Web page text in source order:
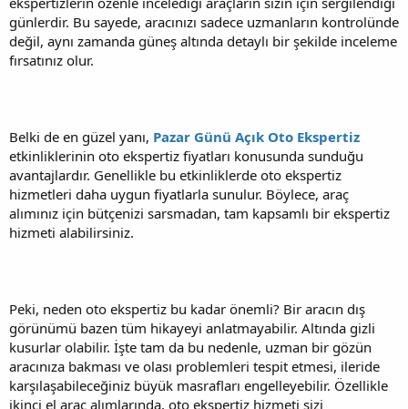
günlerdir. Bu sayede, aracınızı sadece uzmanların kontrolünde
değil, aynı zamanda güneş altında detaylı bir şekilde inceleme
fırsatınız olur.
Belki de en güzel yanı, Pazar Günü Açık Oto Ekspertiz
etkinliklerinin oto ekspertiz fiyatları konusunda sunduğu
avantajlardır. Genellikle bu etkinliklerde oto ekspertiz
hizmetleri daha uygun fiyatlarla sunulur. Böylece, araç
alımınız için bütçenizi sarsmadan, tam kapsamlı bir ekspertiz
hizmeti alabilirsiniz.
Peki, neden oto ekspertiz bu kadar önemli? Bir aracın dış
görünümü bazen tüm hikayeyi anlatmayabilir. Altında gizli
kusurlar olabilir. İşte tam da bu nedenle, uzman bir gözün
aracınıza bakması ve olası problemleri tespit etmesi, ileride
karşılaşabileceğiniz büyük masrafları engelleyebilir. Özellikle
ikinci el araç alımlarında, oto ekspertiz hizmeti sizi